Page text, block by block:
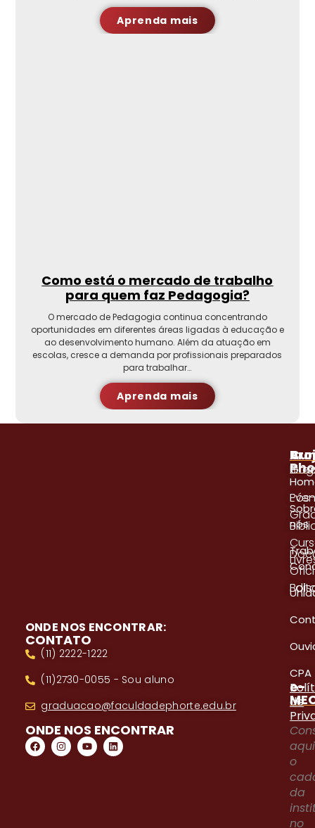
Aprenda mais
Como está o mercado de trabalho
para quem faz Pedagogia?
O mercado de Pedagogia continua concentrando
oportunidades em diferentes áreas ligadas à educação e
ao desenvolvimento humano. Além da atuação em
escolas, cresce a demanda por profissionais preparados
para trabalhar…
Aprenda mais
ONDE NOS ENCONTRAR:
CONTATO
(11) 2222-1222
(11)2730-0055 - Sou aluno
graduacao@faculdadephorte.edu.br
ONDE NOS ENCONTRAR
A
nós
CPA
Pós-
e-
aqui
o
da
no
de